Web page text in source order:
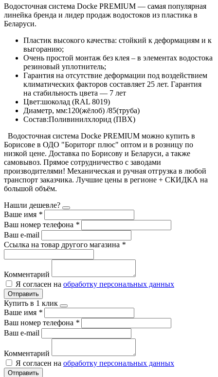
Водосточная система Docke PREMIUM — самая популярная
линейка бренда и лидер продаж водостоков из пластика в
Беларуси.
Пластик высокого качества: стойкий к деформациям и к
выгоранию;
Очень простой монтаж без клея – в элементах водостока
резиновый уплотнитель;
Гарантия на отсутствие деформации под воздействием
климатических факторов составляет 25 лет. Гарантия
на стабильность цвета — 7 лет
Цвет:шоколад (RAL 8019)
Диаметр, мм:120(жёлоб) /85(труба)
Состав:Поливинилхлорид (ПВХ)
Водосточная система Docke PREMIUM можно купить в
Борисове в ОДО "Бориторг плюс" оптом и в розницу по
низкой цене. Доставка по Борисову и Беларуси, а также
самовывоз. Прямое сотрудничество с заводами
производителями! Механическая и ручная отгрузка в любой
транспорт заказчика. Лучшие цены в регионе + СКИДКА на
большой объём.
Нашли дешевле?
Ваше имя *
Ваш номер телефона *
Ваш e-mail
Ссылка на товар другого магазина *
Комментарий
Я согласен на обработку персональных данных
Отправить
Купить в 1 клик
Ваше имя *
Ваш номер телефона *
Ваш e-mail
Комментарий
Я согласен на обработку персональных данных
Отправить